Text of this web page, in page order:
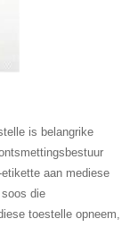
is belangrike
aan mediese
die
toestelle opneem,